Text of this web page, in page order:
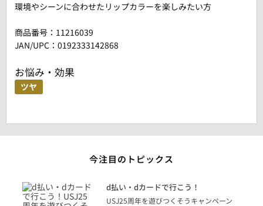
環境やシーンに合わせたリップカラーを楽しみたい方
商品番号： 11216039
JAN/UPC：0192333142868
お悩み・効果
ツヤ
今注目のトピックス
d払い・dカードで行こう！
USJ25周年を遊びつくそうキャンペーン